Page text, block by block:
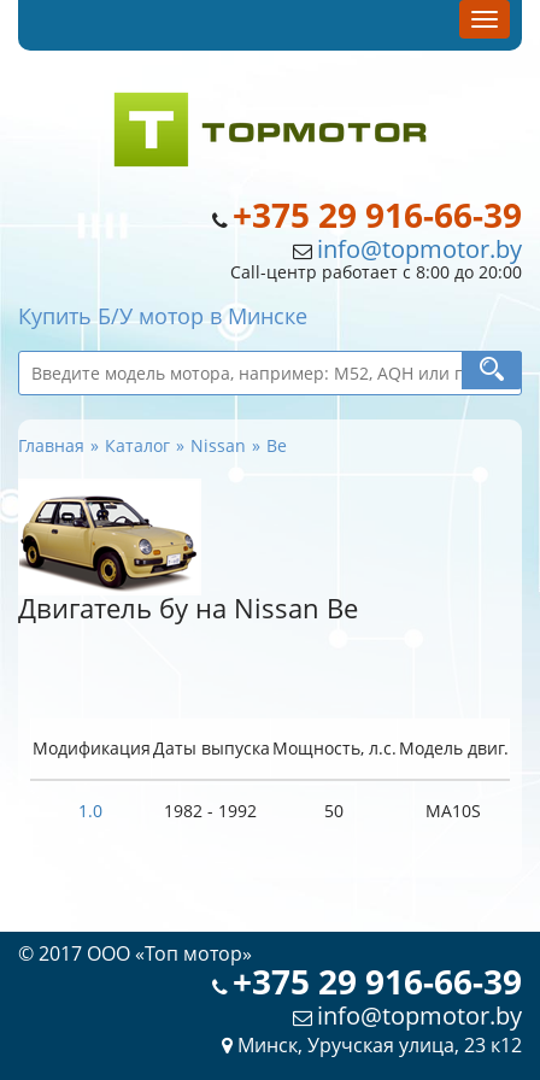
+375 29 916-66-39
info@topmotor.by
Call-центр работает с 8:00 до 20:00
Купить Б/У мотор в Минске
Главная Каталог Nissan Be
Двигатель бу на Nissan Be
МодификацияДаты выпуска Мощность, л.с. Модель двиг.
1.0 1982 - 1992 50 MA10S
© 2017 OOO «Топ мотор»
+375 29 916-66-39
info@topmotor.by
Минск, Уручская улица, 23 к12